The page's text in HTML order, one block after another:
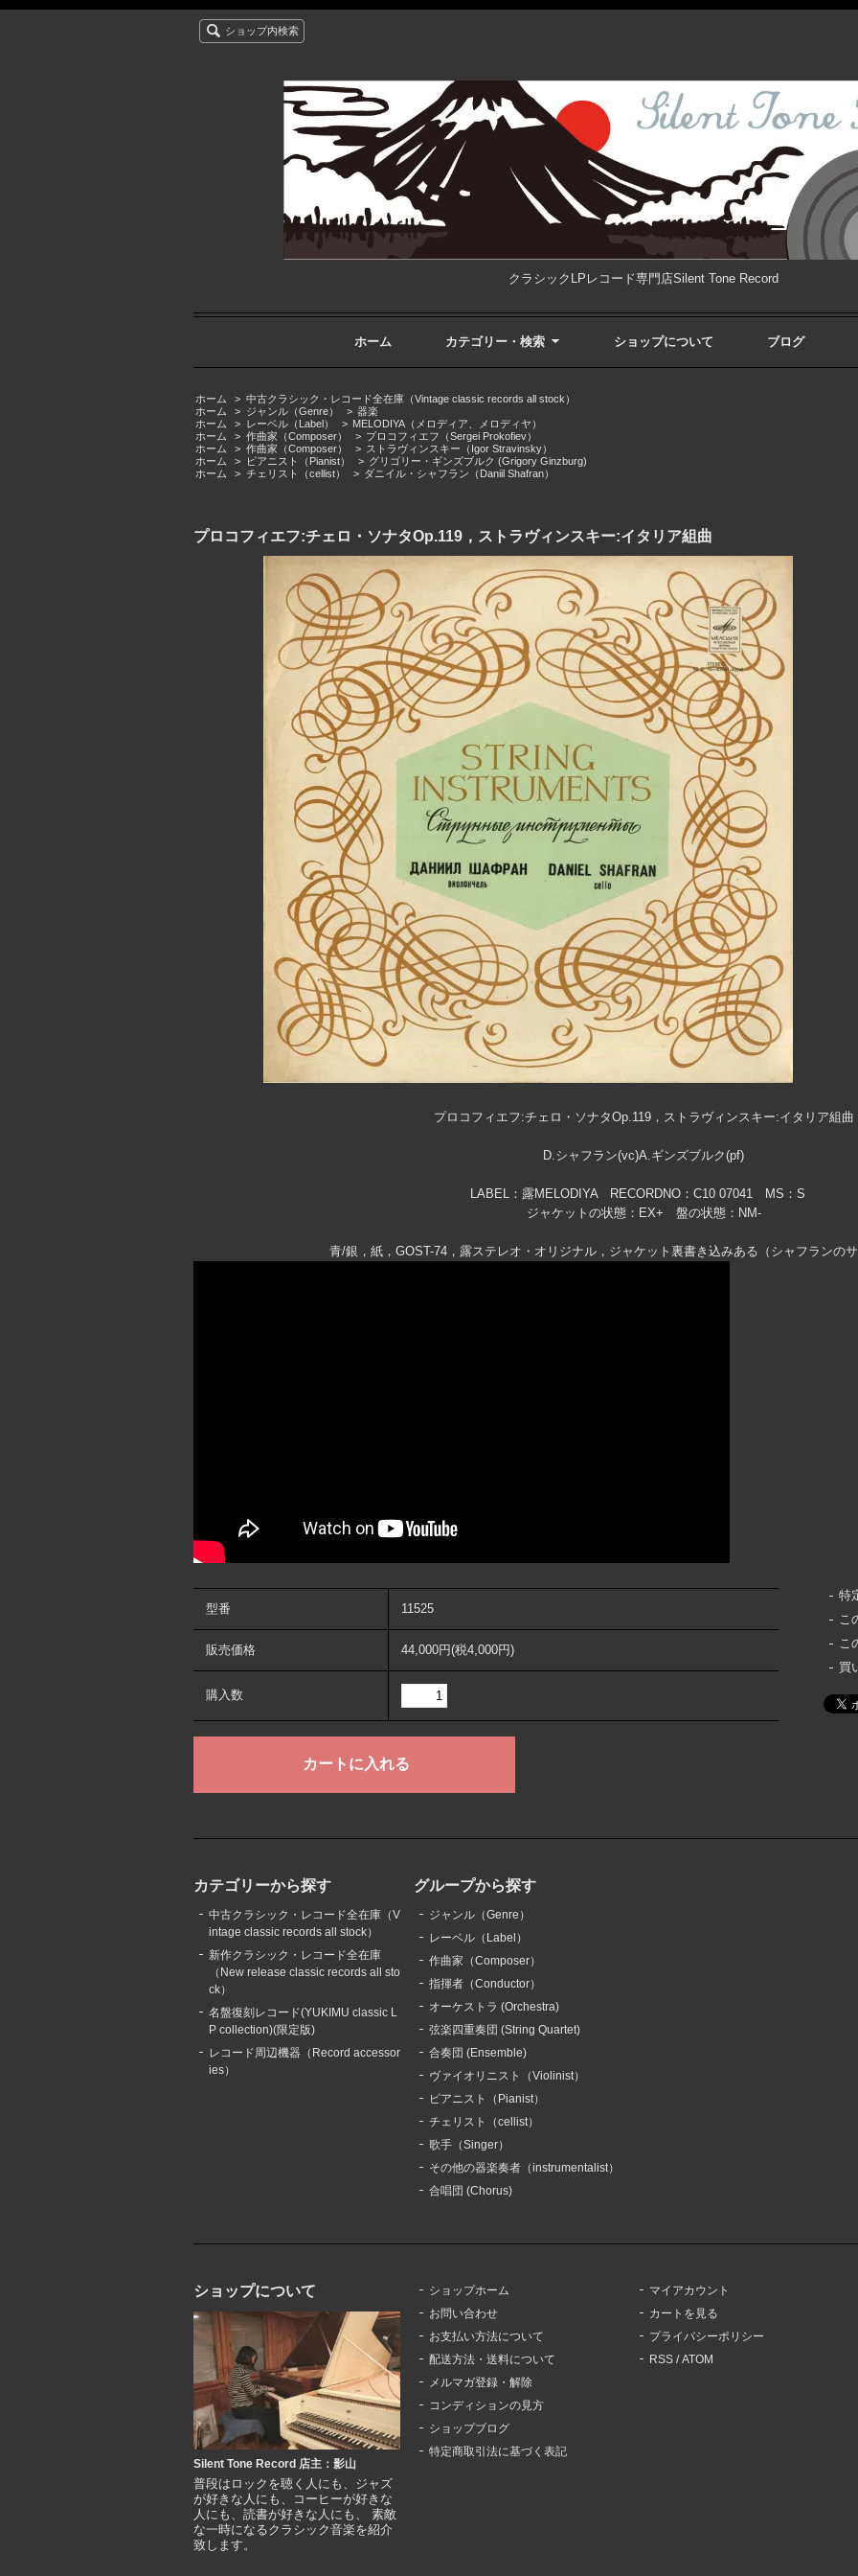
ショップ内検索
クラシックLPレコード専門店Silent Tone Record
ホーム カテゴリー・検索 ショップについて ブログ
ホーム > 中古クラシック・レコード全在庫（Vintage classic records all stock）
ホーム
> ジャンル（Genre） > 器楽
ホーム
> レーベル（Label） > MELODIYA（メロディア、メロディヤ）
ホーム
> 作曲家（Composer） > プロコフィエフ（Sergei Prokofiev）
ホーム
> 作曲家（Composer） > ストラヴィンスキー（Igor Stravinsky）
ホーム
> ピアニスト（Pianist） > グリゴリー・ギンズブルク (Grigory Ginzburg)
ホーム
> チェリスト（cellist） > ダニイル・シャフラン（Daniil Shafran）
プロコフィエフ:チェロ・ソナタOp.119，ストラヴィンスキー:イタリア組曲
プロコフィエフ:チェロ・ソナタOp.119，ストラヴィンスキー:イタリア組曲
D.シャフラン(vc)A.ギンズブルク(pf)
LABEL：露MELODIYA RECORDNO：C10 07041 MS：S
ジャケットの状態：EX+ 盤の状態：NM-
青/銀，紙，GOST-74，露ステレオ・オリジナル，ジャケット裏書き込みある（シャフランのサ
型番 11525
販売価格 44,000円(税4,000円)
購入数
特
こ
こ
買
カテゴリーから探す
中古クラシック・レコード全在庫（V
intage classic records all stock）
新作クラシック・レコード全在庫
（New release classic records all sto
ck）
名盤復刻レコード(YUKIMU classic L
P collection)(限定版)
レコード周辺機器（Record accessor
ies）
グループから探す
ジャンル（Genre）
レーベル（Label）
作曲家（Composer）
指揮者（Conductor）
オーケストラ (Orchestra)
弦楽四重奏団 (String Quartet)
合奏団 (Ensemble)
ヴァイオリニスト（Violinist）
ピアニスト（Pianist）
チェリスト（cellist）
歌手（Singer）
その他の器楽奏者（instrumentalist）
合唱団 (Chorus)
ショップについて
Silent Tone Record 店主：影山
普段はロックを聴く人にも、ジャズ
が好きな人にも、コーヒーが好きな
人にも、読書が好きな人にも、 素敵
な一時になるクラシック音楽を紹介
致します。
ショップホーム
お問い合わせ
お支払い方法について
配送方法・送料について
メルマガ登録・解除
コンディションの見方
ショップブログ
特定商取引法に基づく表記
マイアカウント
カートを見る
プライバシーポリシー
RSS /ATOM